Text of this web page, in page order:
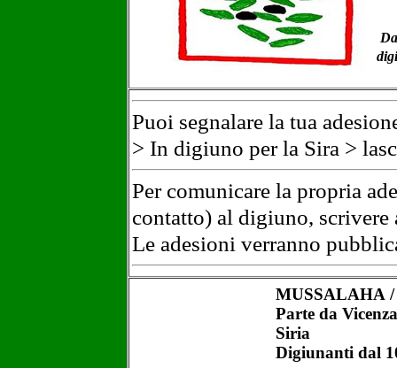
Puoi segnalare la tua
> In digiuno per la Sira >
Per comunicare la propria
contatto) al digiuno, scrivere
Le adesioni verranno
MUSSALAHA
Parte da
Siria
Digiunanti dal